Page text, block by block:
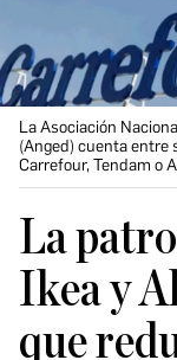
La Asociación
(Anged) cuenta entre
Carrefour, Tendam o
La
Ikea y
que